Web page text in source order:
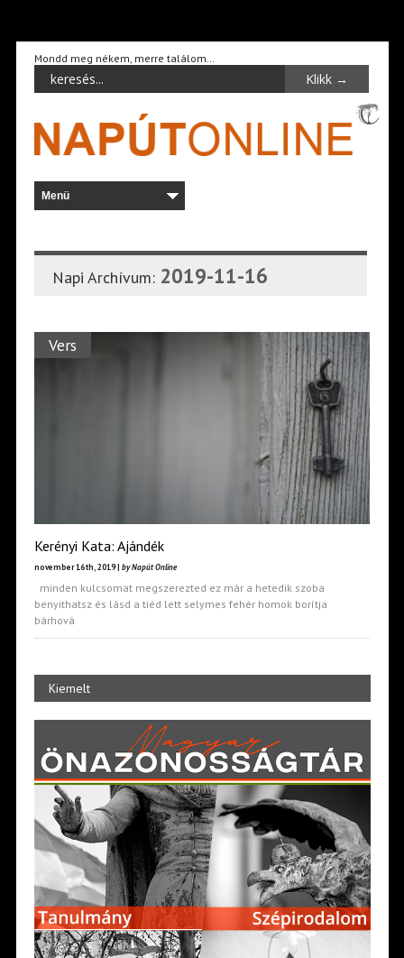
Mondd meg nékem, merre találom…
Napi Archívum: 2019-11-16
Vers
Kerényi Kata: Ajándék
november 16th, 2019 | by Napút Online
minden kulcsomat megszerezted ez már a hetedik szoba
benyithatsz és lásd a tiéd lett selymes fehér homok borítja
bárhová
Kiemelt